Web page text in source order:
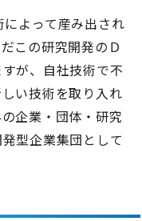
よって産み出され
この研究開発のＤ
が、自社技術で不
い技術を取り入れ
企業・団体・研究
型企業集団として